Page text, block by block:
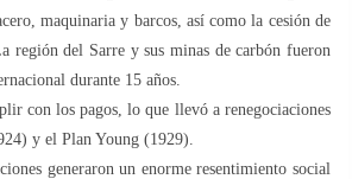
maquinaria y barcos, así como la cesión de
región del Sarre y sus minas de carbón fueron
durante 15 años.
con los pagos, lo que llevó a renegociaciones
y el Plan Young (1929).
generaron un enorme resentimiento social